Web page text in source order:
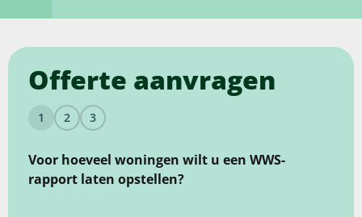
Offerte aanvragen
1 2 3
Voor hoeveel woningen wilt u een WWS-
rapport laten opstellen?